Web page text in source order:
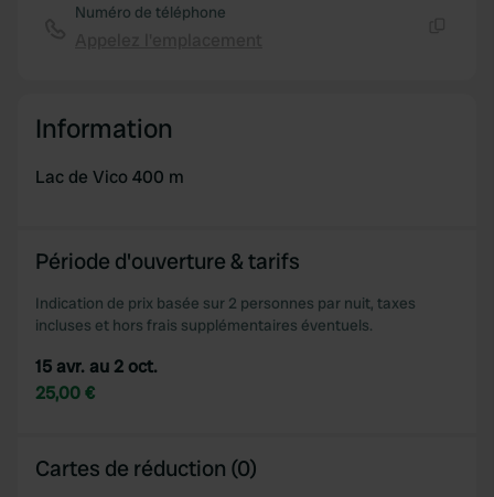
Numéro de téléphone
Information
Lac de Vico 400 m
Période d'ouverture & tarifs
Indication de prix basée sur 2 personnes par nuit, taxes
incluses et hors frais supplémentaires éventuels.
15 avr. au 2 oct.
25,00 €
Cartes de réduction (0)